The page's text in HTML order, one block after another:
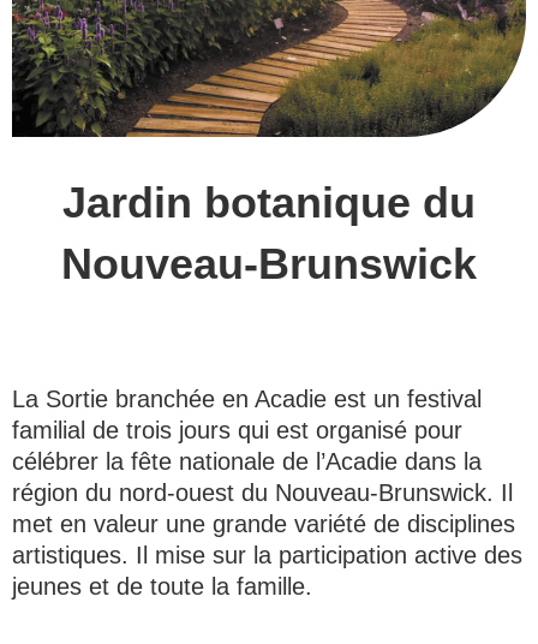
Jardin botanique du
Nouveau-Brunswick
La Sortie branchée en Acadie est un festival
familial de trois jours qui est organisé pour
célébrer la fête nationale de l’Acadie dans la
région du nord-ouest du Nouveau-Brunswick. Il
met en valeur une grande variété de disciplines
artistiques. Il mise sur la participation active des
jeunes et de toute la famille.